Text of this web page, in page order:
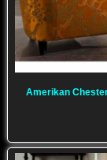
Amerikan